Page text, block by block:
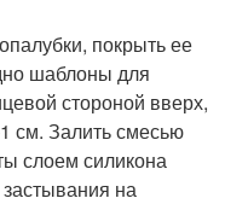
покрыть ее
шаблоны для
стороной вверх,
см. Залить смесью
слоем силикона
на